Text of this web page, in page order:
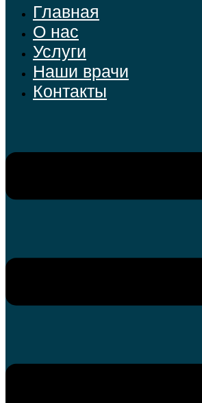
Главная
О нас
Услуги
Наши врачи
Контакты